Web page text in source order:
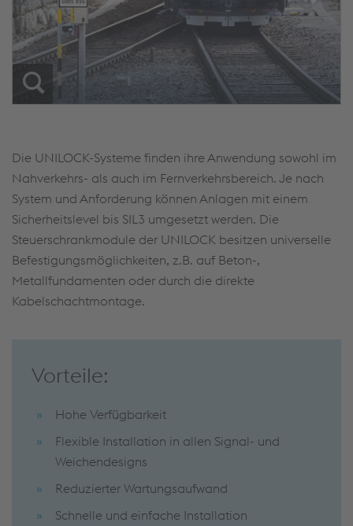
Die UNILOCK-Systeme finden ihre Anwendung sowohl im
Nahverkehrs- als auch im Fernverkehrsbereich. Je nach
System und Anforderung können Anlagen mit einem
Sicherheitslevel bis SIL3 umgesetzt werden. Die
Steuerschrankmodule der UNILOCK besitzen universelle
Befestigungsmöglichkeiten, z.B. auf Beton-,
Metallfundamenten oder durch die direkte
Kabelschachtmontage.
Vorteile:
Hohe Verfügbarkeit
Flexible Installation in allen Signal- und
Weichendesigns
Reduzierter Wartungsaufwand
Schnelle und einfache Installation